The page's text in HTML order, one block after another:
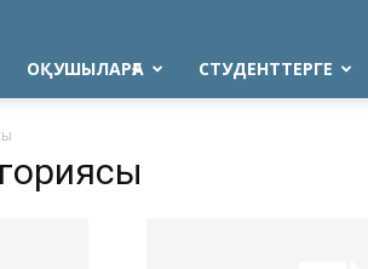
ОҚУШЫЛАРҒА СТУДЕНТТЕРГЕ